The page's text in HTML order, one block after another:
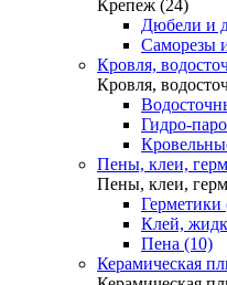
Крепеж (24)
Дюбели и
Саморезы
Кровля,
Кровля,
Гидро-
Пены, клеи,
Пены, клеи,
Герметики
Клей,
Пена (10)
Керамическая